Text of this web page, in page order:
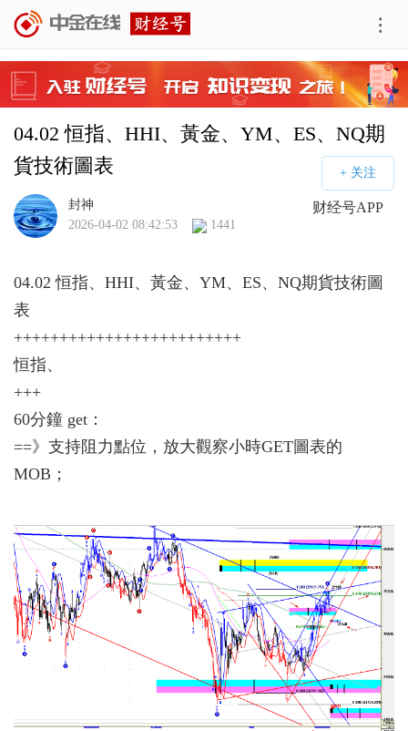
04.02 恒指、HHI、黃金、YM、ES、NQ期
貨技術圖表
财经号APP
封神
2026-04-02 08:42:53
1441
04.02 恒指、HHI、黃金、YM、ES、NQ期貨技術圖
表
+++++++++++++++++++++++++
恒指、
+++
60分鐘 get：
==》支持阻力點位，放大觀察小時GET圖表的
MOB；